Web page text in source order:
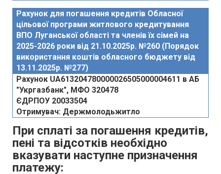
Рахунок для погашення кредитів Обласної
цільової програми житлового кредитування
ВПО Луганської області та членів їх сімей на
2025-2026 роки від 21.10.2025р. №260 (Порядок
використання коштів обласного бюджету від
13.11.2025р. №277)
Рахунок UA613204780000026505000004611 в АБ
"Укргазбанк", МФО 320478
ЄДРПОУ 20033504
Отримувач: Держмолодьжитло
При сплаті за погашення кредитів,
пені та відсотків необхідно
вказувати наступне призначення
платежу: